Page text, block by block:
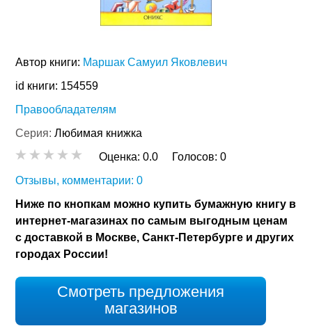
Автор книги: Маршак Самуил Яковлевич
id книги: 154559
Правообладателям
Серия:Любимая книжка
Оценка:0.0 Голосов:0
Отзывы, комментарии: 0
Ниже по кнопкам можно купить бумажную книгу в
интернет-магазинах по самым выгодным ценам
с доставкой в Москве, Санкт-Петербурге и других
городах России!
Смотреть предложения
магазинов